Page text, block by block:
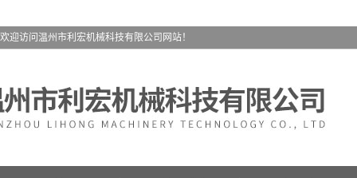
欢迎访问温州市利宏机械科技有限公司网站！